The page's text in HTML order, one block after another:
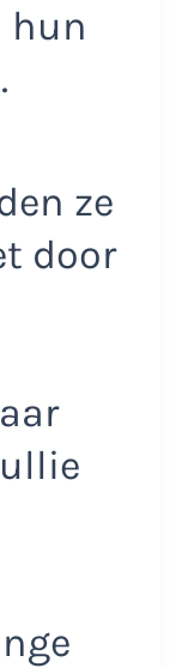
hun
ze
door